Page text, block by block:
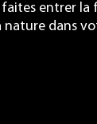
entrer la
nature dans